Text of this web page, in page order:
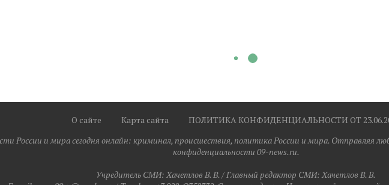
О сайте Карта сайта
ПОЛИТИКА КОНФИДЕНЦИАЛЬНОСТИ ОТ
России и мира сегодня онлайн: криминал, происшествия, политика России и мира. Отправляя
конфиденциальности 09-news.ru.
Учредитель СМИ: Хaчeтлoв B. B. / Главный редактор СМИ: Хaчeтлoв B. B.